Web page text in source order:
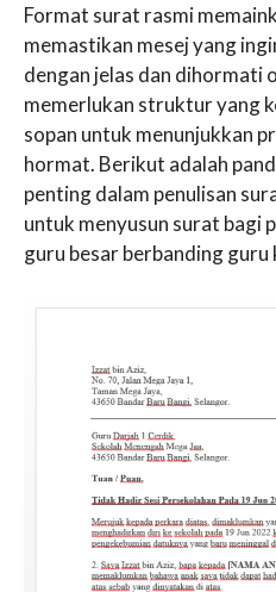
Format surat rasmi
memastikan mesej yang
dengan jelas dan dihormati
memerlukan struktur yang
sopan untuk menunjukkan
hormat. Berikut adalah
penting dalam penulisan
untuk menyusun surat bagi
guru besar berbanding guru